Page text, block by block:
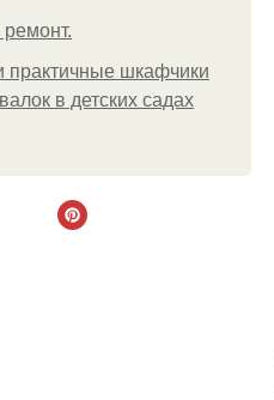
практичные шкафчики
в детских садах